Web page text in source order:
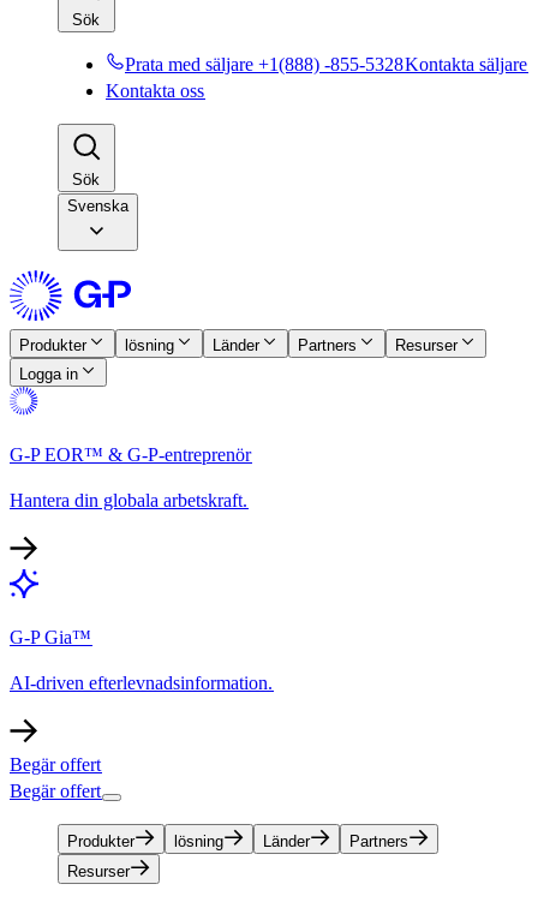
Sök​​
Prata med säljare +1(888) -855-5328​​Kontakta säljare​​
Kontakta oss​​
Sök​​
Svenska
Produkter​​ lösning​​ Länder​​ Partners​​
Resurser​​
Logga in​​
G-P EOR™ & G-P-entreprenör​​
Hantera din globala arbetskraft.​​
G-P Gia™​​
AI-driven efterlevnadsinformation.​​
Begär offert​​
Begär offert​​
Produkter​​ lösning​​ Länder​​
Partners​​
Resurser​​